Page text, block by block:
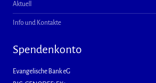
Aktuell
Info und Kontakte
Spendenkonto
Evangelische Bank eG